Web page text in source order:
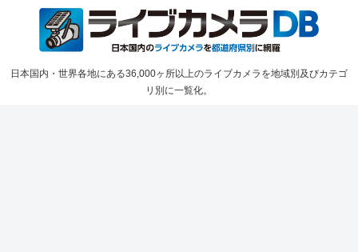
日本国内・世界各地にある36,000ヶ所以上のライブカメラを地域別及びカテゴ
リ別に一覧化。